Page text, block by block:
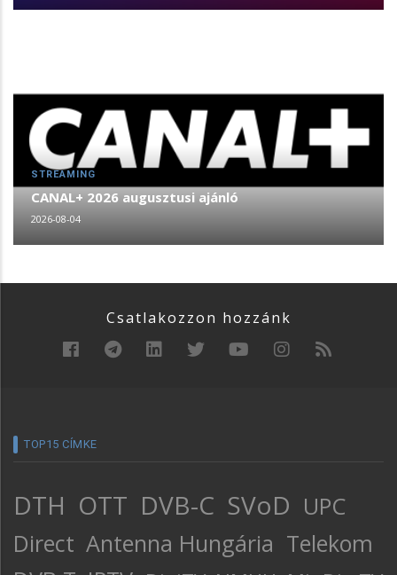
STREAMING
CANAL+ 2026 augusztusi ajánló
2026-08-04
Csatlakozzon hozzánk
TOP15 CÍMKE
DTH OTT DVB-C SVoD UPC
Direct Antenna Hungária Telekom